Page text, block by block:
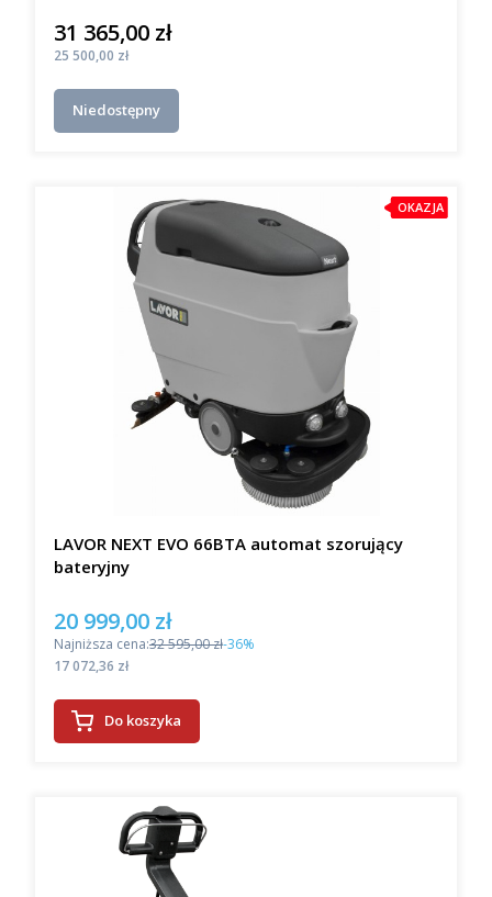
Cena
31 365,00 zł
Cena
25 500,00 zł
Niedostępny
OKAZJA
LAVOR NEXT EVO 66BTA automat szorujący
bateryjny
Cena promocyjna
20 999,00 zł
Najniższa cena:32 595,00 zł-36%
Cena
17 072,36 zł
Do koszyka